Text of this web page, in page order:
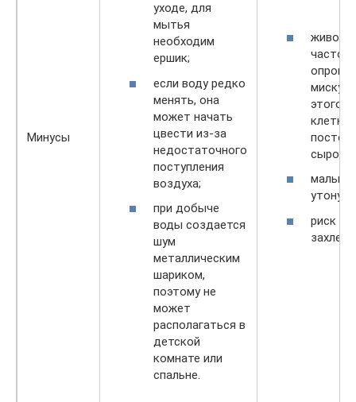
Минусы
уходе, для
мытья
необходим
ершик;
если воду редко
менять, она
может начать
цвести из-за
недостаточного
поступления
воздуха;
при добыче
воды создается
шум
металлическим
шариком,
поэтому не
может
располагаться в
детской
комнате или
спальне.
часто
миску,
этого в
клетке
малыши
риск